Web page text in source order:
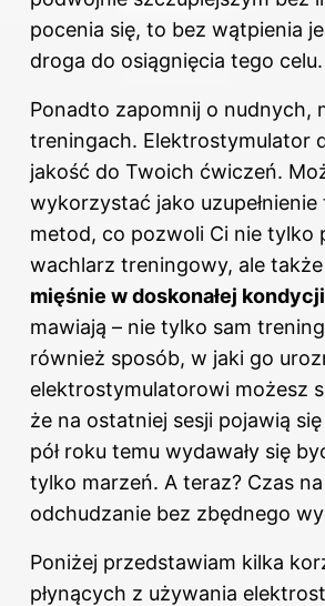
pocenia się, to bez wątpienia
droga do osiągnięcia tego celu.
Ponadto zapomnij o nudnych,
treningach. Elektrostymulator
jakość do Twoich ćwiczeń.
wykorzystać jako
metod, co pozwoli Ci nie tylko
wachlarz treningowy, ale także
mięśnie w doskonałej kondycji
mawiają – nie tylko sam
również sposób, w jaki go
elektrostymulatorowi możesz
że na ostatniej sesji pojawią
pół roku temu wydawały się
tylko marzeń. A teraz? Czas
odchudzanie bez zbędnego
Poniżej przedstawiam kilka
płynących z używania